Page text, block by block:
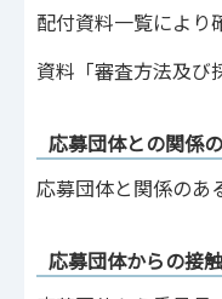
配付資料一覧により
資料「審査方法及
応募団体との関係
応募団体と関係のあ
応募団体からの接